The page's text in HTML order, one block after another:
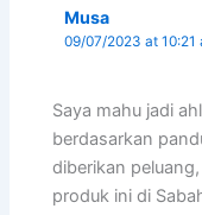
Musa
09/07/2023 at 10:21
Saya mahu jadi
berdasarkan
diberikan
produk ini di